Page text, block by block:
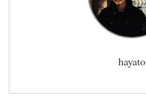
hayato